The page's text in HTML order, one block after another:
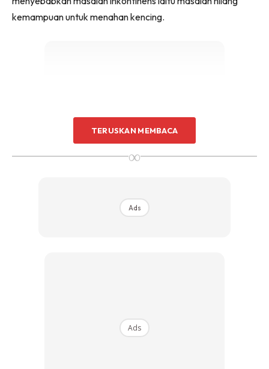
kemampuan untuk menahan kencing.
Ads
Sedar tak sedar seluar sudah basah dek kerana badan
TERUSKAN MEMBACA
∞
Ads
Ads